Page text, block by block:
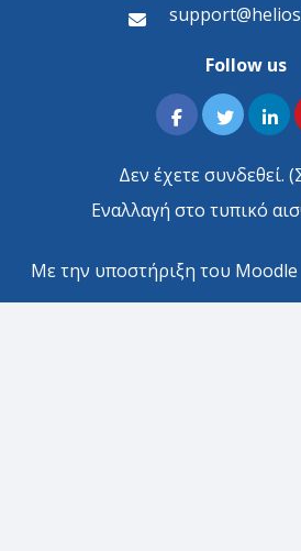
Follow us
Δεν έχετε συνδεθεί. (
Εναλλαγή στο τυπικό
Με την υποστήριξη του Moodle